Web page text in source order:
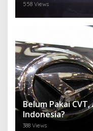
558 Views
Belum Pakai
Indonesia?
388 Views